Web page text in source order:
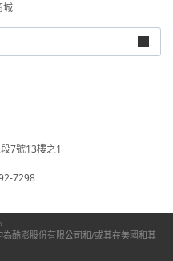
城
7號13樓之1
7298
酷澎股份有限公司和/或其在美國和其